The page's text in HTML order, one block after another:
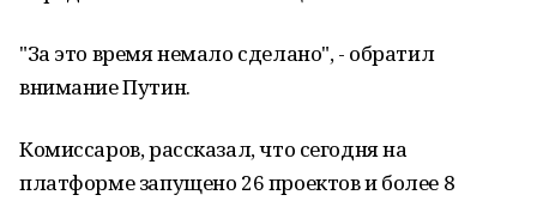
"За это время немало сделано", - обратил
внимание Путин.
Комиссаров, рассказал, что сегодня на
платформе запущено 26 проектов и более 8